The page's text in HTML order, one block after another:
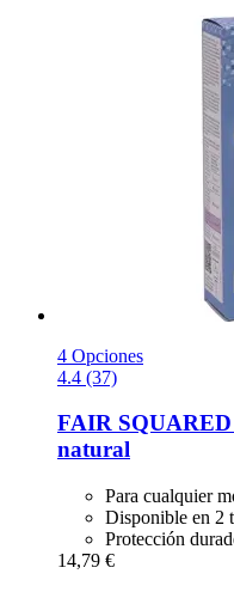
4 Opciones
4.4 (37)
FAIR SQUARED
natural
Para cualquier
Disponible en 2
Protección
14,79 €